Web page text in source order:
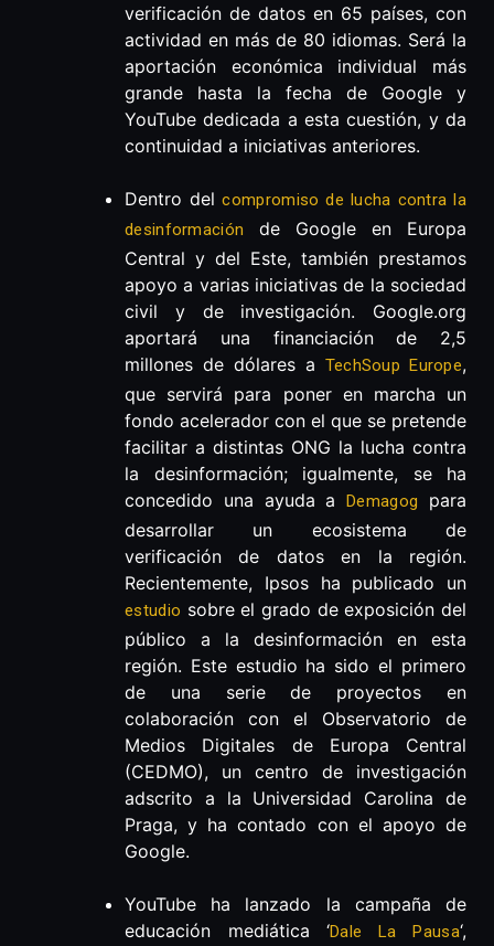
verificación de datos en 65 países, con
actividad en más de 80 idiomas. Será la
aportación económica individual más
grande hasta la fecha de Google y
YouTube dedicada a esta cuestión, y da
continuidad a iniciativas anteriores.
Dentro delcompromiso de lucha contra la
desinformación
de Google en Europa
Central y del Este, también prestamos
apoyo a varias iniciativas de la sociedad
civil y de investigación. Google.org
aportará una financiación de 2,5
millones de dólares a TechSoup Europe,
que servirá para poner en marcha un
fondo acelerador con el que se pretende
facilitar a distintas ONG la lucha contra
la desinformación; igualmente, se ha
concedido una ayuda aDemagog
para
desarrollar un ecosistema de
verificación de datos en la región.
Recientemente, Ipsos ha publicado un
estudio sobre el grado de exposición del
público a la desinformación en esta
región. Este estudio ha sido el primero
de una serie de proyectos en
colaboración con el Observatorio de
Medios Digitales de Europa Central
(CEDMO), un centro de investigación
adscrito a la Universidad Carolina de
Praga, y ha contado con el apoyo de
Google.
YouTube ha lanzado la campaña de
educación mediática ‘Dale La Pausa‘,